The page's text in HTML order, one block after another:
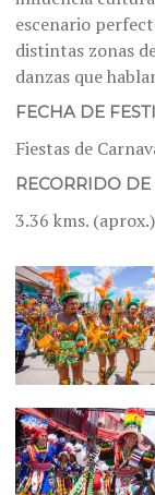
escenario
distintas zonas
danzas que
FECHA DE
Fiestas de
RECORRIDO
3.36 kms. (aprox.)